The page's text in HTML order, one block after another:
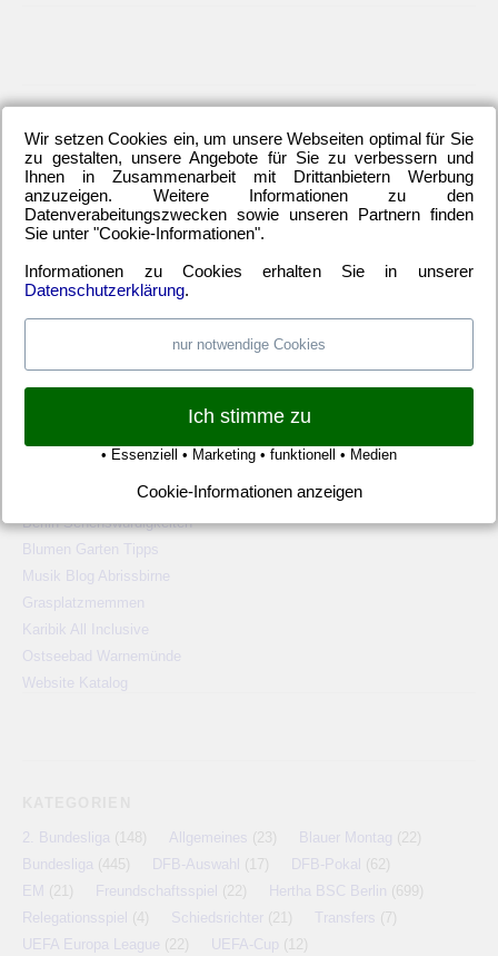
Einwechselspieler Marten Winkler erlöst Berliner
Neuzugang Josip Brekalo mit Doppelpack
Hertha BSC kam unter die Räder
Alle 6-Punkte-Spiele gewinnen und aufsteigen
Hertha-Verteidigung stand offen wie ein Scheunentor
Pauschalreisen günstig
Langzeiturlaub günstig
Automagazin Raumschiffe
Berlin Sehenswürdigkeiten
Blumen Garten Tipps
Musik Blog Abrissbirne
Grasplatzmemmen
Karibik All Inclusive
Ostseebad Warnemünde
Website Katalog
2. Bundesliga (148) Allgemeines (23) Blauer Montag (22)
Bundesliga (445) DFB-Auswahl (17) DFB-Pokal (62)
EM (21) Freundschaftsspiel (22) Hertha BSC Berlin (699)
Relegationsspiel (4) Schiedsrichter (21) Transfers (7)
UEFA Europa League (22) UEFA-Cup (12)
Wir setzen Cookies ein, um unsere Webseiten optimal für Sie
zu gestalten, unsere Angebote für Sie zu verbessern und
Ihnen in Zusammenarbeit mit Drittanbietern Werbung
anzuzeigen. Weitere Informationen zu den
Datenverabeitungszwecken sowie unseren Partnern finden
Sie unter "Cookie-Informationen".
Informationen zu Cookies erhalten Sie in unserer
Datenschutzerklärung.
nur notwendige Cookies
Ich stimme zu
• Essenziell • Marketing • funktionell • Medien
Cookie-Informationen anzeigen